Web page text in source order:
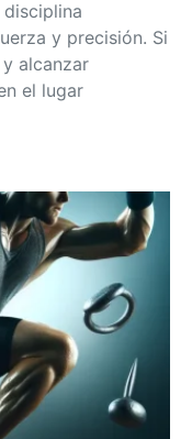
y precisión. Si
alcanzar
el lugar